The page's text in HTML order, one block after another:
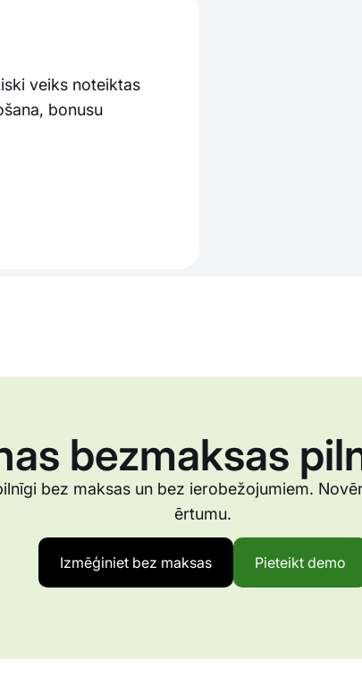
veiks noteiktas
bonusu
bezmaksas
bez maksas un bez ierobežojumiem.
ērtumu.
Izmēģiniet bez maksas Pieteikt demo